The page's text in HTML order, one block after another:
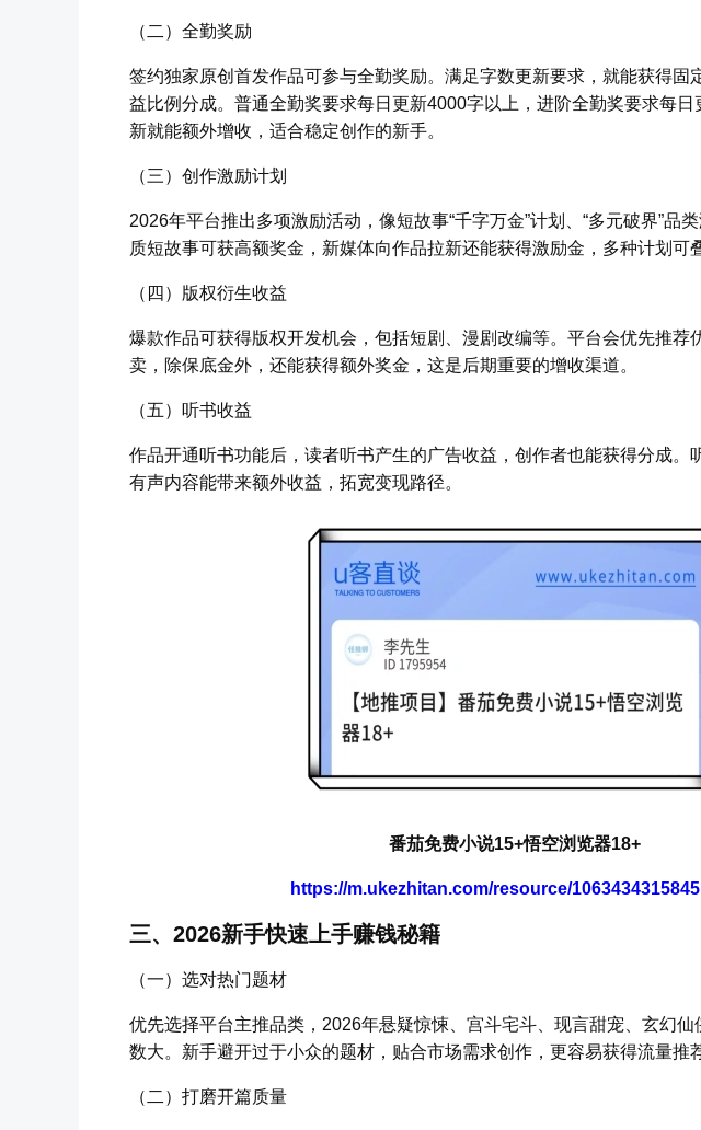
（二）全勤奖励
签约独家原创首发作品可参与全勤奖励。满足字数更新要求，就能获得固
益比例分成。普通全勤奖要求每日更新4000字以上，进阶全勤奖要求每
新就能额外增收，适合稳定创作的新手。
（三）创作激励计划
2026年平台推出多项激励活动，像短故事“千字万金”计划、“多元破界”品
质短故事可获高额奖金，新媒体向作品拉新还能获得激励金，多种计划可
（四）版权衍生收益
爆款作品可获得版权开发机会，包括短剧、漫剧改编等。平台会优先推荐
卖，除保底金外，还能获得额外奖金，这是后期重要的增收渠道。
（五）听书收益
作品开通听书功能后，读者听书产生的广告收益，创作者也能获得分成。
有声内容能带来额外收益，拓宽变现路径。
番茄免费小说15+悟空浏览器18+
https://m.ukezhitan.com/resource/
三、2026新手快速上手赚钱秘籍
（一）选对热门题材
优先选择平台主推品类，2026年悬疑惊悚、宫斗宅斗、现言甜宠、玄幻仙
数大。新手避开过于小众的题材，贴合市场需求创作，更容易获得流量推
（二）打磨开篇质量